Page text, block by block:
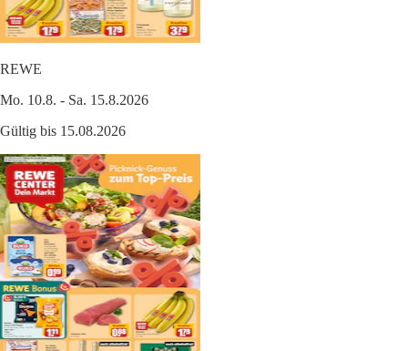
REWE
Mo. 10.8. - Sa. 15.8.2026
Gültig bis 15.08.2026